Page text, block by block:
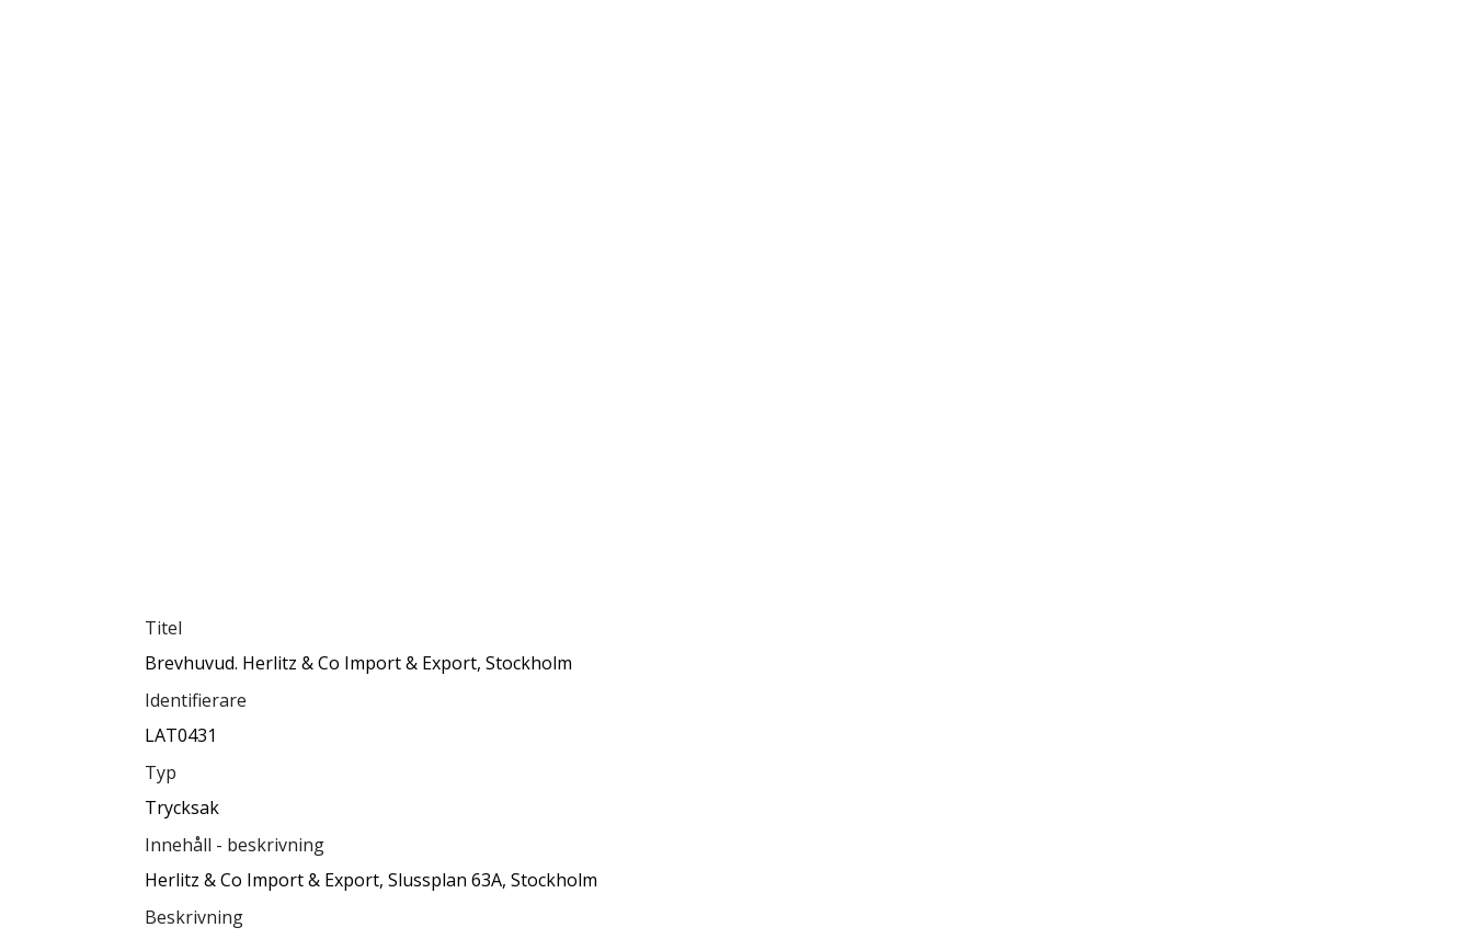
Titel
Brevhuvud. Herlitz & Co Import & Export, Stockholm
Identifierare
LAT0431
Typ
Trycksak
Innehåll - beskrivning
Herlitz & Co Import & Export, Slussplan 63A, Stockholm
Beskrivning